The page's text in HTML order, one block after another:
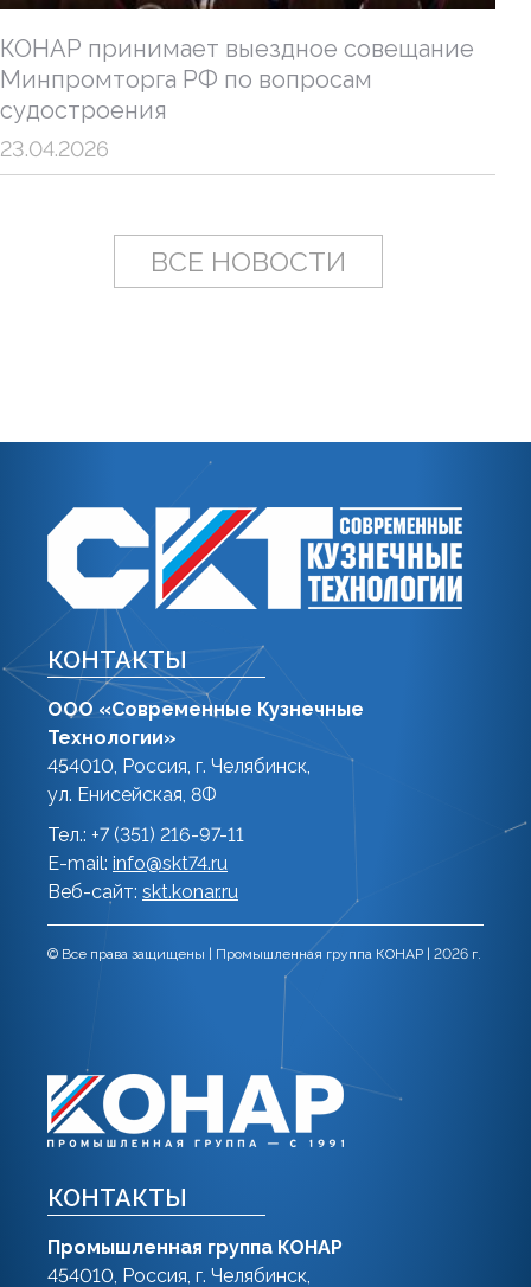
КОНАР принимает выездное совещание
Минпромторга РФ по вопросам
судостроения
23.04.2026
ВСЕ НОВОСТИ
КОНТАКТЫ
ООО «Современные Кузнечные
Технологии»
454010, Россия, г. Челябинск,
ул. Енисейская, 8Ф
Тел.: +7 (351) 216-97-11
E-mail: info@skt74.ru
Веб-сайт: skt.konar.ru
© Все права защищены | Промышленная группа КОНАР | 2026 г.
КОНТАКТЫ
Промышленная группа КОНАР
454010, Россия, г. Челябинск,